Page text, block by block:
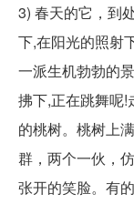
3) 春天的它，到
下,在阳光的照射
一派生机勃勃的
拂下,正在跳舞呢!
的桃树。桃树上
群，两个一伙，
张开的笑脸。有